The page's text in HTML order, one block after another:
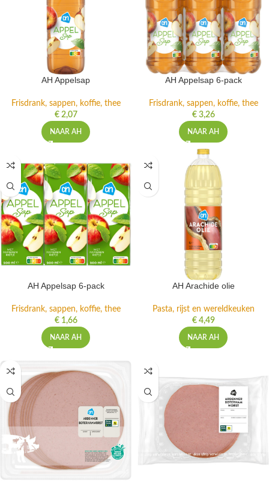
AH Appelsap
Frisdrank, sappen, koffie, thee
€2,07
NAAR AH
AH Appelsap 6-pack
Frisdrank, sappen, koffie, thee
€3,26
NAAR AH
AH Appelsap 6-pack
Frisdrank, sappen, koffie, thee
€1,66
NAAR AH
AH Arachide olie
Pasta, rijst en wereldkeuken
€4,49
NAAR AH